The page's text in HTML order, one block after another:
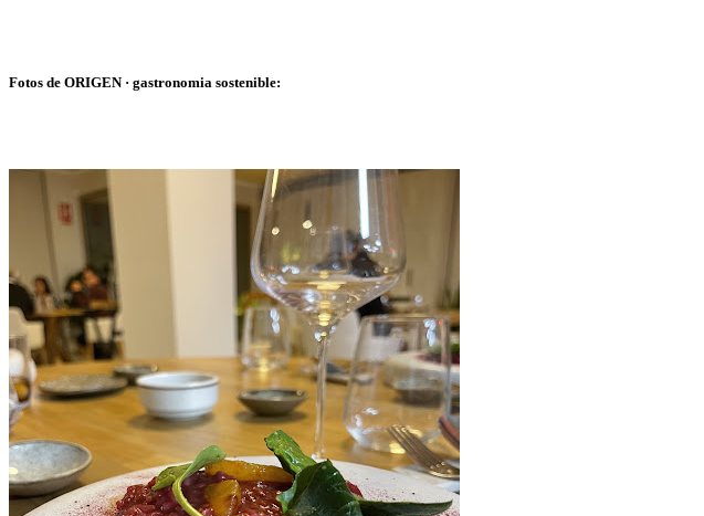
Fotos de ORIGEN · gastronomia sostenible: